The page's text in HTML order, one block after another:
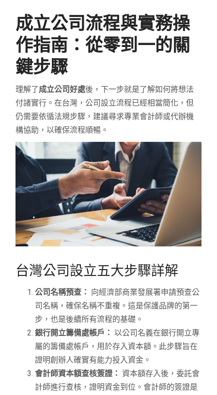
成立公司流程與實務操
作指南：從零到一的關
鍵步驟
理解了成立公司好處後，下一步就是了解如何將想法
付諸實行。在台灣，公司設立流程已經相當簡化，但
仍需要依循法規步驟，建議尋求專業會計師或代辦機
構協助，以確保流程順暢。
台灣公司設立五大步驟詳解
公司名稱預查： 向經濟部商業發展署申請預查公
司名稱，確保名稱不重複。這是保護品牌的第一
步，也是後續所有流程的基礎。
銀行開立籌備處帳戶： 以公司名義在銀行開立專
屬的籌備處帳戶，用於存入資本額。此步驟旨在
證明創辦人確實有能力投入資金。
會計師資本額查核簽證： 資本額存入後，委託會
計師進行查核，證明資金到位。會計師的簽證是